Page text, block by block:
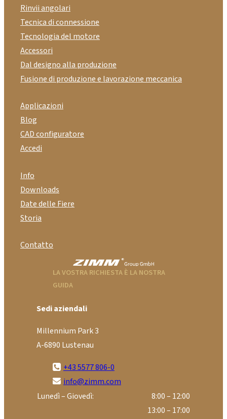
Rinvii angolari
Tecnica di connessione
Tecnologia del motore
Accessori
Dal designo alla produzione
Fusione di produzione e lavorazione meccanica
Applicazioni
Blog
CAD configuratore
Accedi
Info
Downloads
Date delle Fiere
Storia
Contatto
LA VOSTRA RICHIESTA È LA NOSTRA
GUIDA
Sedi aziendali
Millennium Park 3
A-6890 Lustenau
+43 5577 806-0
info@zimm.com
Lunedì – Giovedì:
8:00 – 12:00
13:00 – 17:00